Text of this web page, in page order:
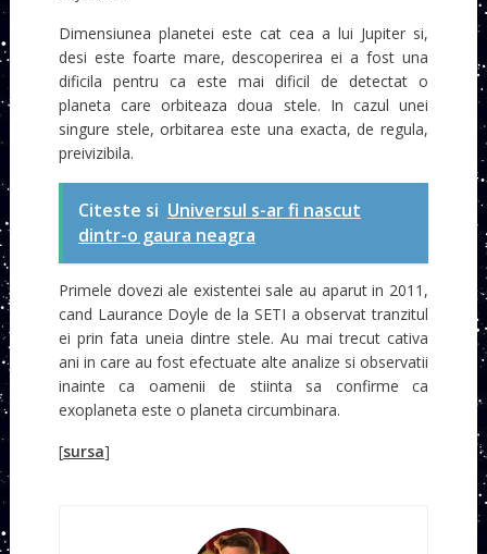
Dimensiunea planetei este cat cea a lui Jupiter si,
desi este foarte mare, descoperirea ei a fost una
dificila pentru ca este mai dificil de detectat o
planeta care orbiteaza doua stele. In cazul unei
singure stele, orbitarea este una exacta, de regula,
preivizibila.
Citeste si Universul s-ar fi nascut
dintr-o gaura neagra
Primele dovezi ale existentei sale au aparut in 2011,
cand Laurance Doyle de la SETI a observat tranzitul
ei prin fata uneia dintre stele. Au mai trecut cativa
ani in care au fost efectuate alte analize si observatii
inainte ca oamenii de stiinta sa confirme ca
exoplaneta este o planeta circumbinara.
[sursa]